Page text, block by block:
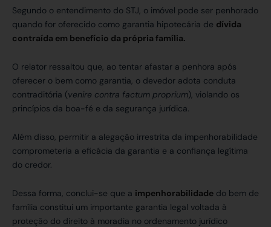
Segundo o entendimento do STJ, o imóvel pode ser penhorado
quando for oferecido como garantia hipotecária de dívida
contraída em benefício da própria família.
O relator ressaltou que, ao tentar afastar a penhora após
oferecer o bem como garantia, o devedor adota conduta
contraditória (venire contra factum proprium), violando os
princípios da boa-fé e da segurança jurídica.
Além disso, permitir a alegação irrestrita da impenhorabilidade
comprometeria a eficácia da garantia e a confiança legítima
do credor.
Dessa forma, conclui-se que a impenhorabilidade do bem de
família constitui um importante garantia legal voltada à
proteção do direito à moradia no ordenamento jurídico